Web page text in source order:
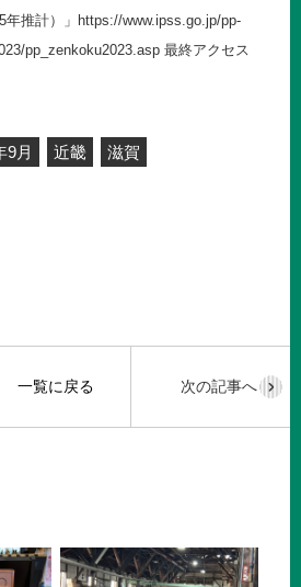
推計）」 https://www.ipss.go.jp/pp-
pp_zenkoku2023.asp 最終アクセス
9月 近畿 滋賀
一覧に戻る 次の記事へ